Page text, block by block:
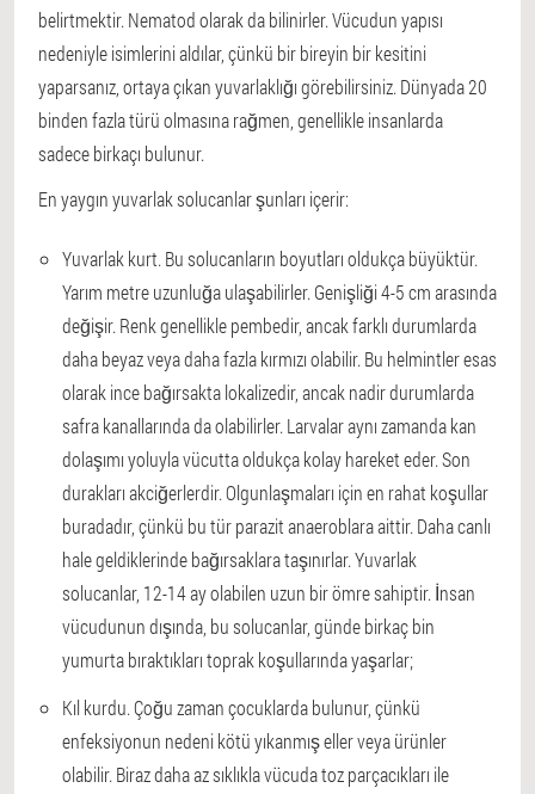
belirtmektir. Nematod olarak da bilinirler. Vücudun yapısı
nedeniyle isimlerini aldılar, çünkü bir bireyin bir kesitini
yaparsanız, ortaya çıkan yuvarlaklığı görebilirsiniz. Dünyada 20
binden fazla türü olmasına rağmen, genellikle insanlarda
sadece birkaçı bulunur.
En yaygın yuvarlak solucanlar şunları içerir:
Yuvarlak kurt. Bu solucanların boyutları oldukça büyüktür.
Yarım metre uzunluğa ulaşabilirler. Genişliği 4-5 cm arasında
değişir. Renk genellikle pembedir, ancak farklı durumlarda
daha beyaz veya daha fazla kırmızı olabilir. Bu helmintler esas
olarak ince bağırsakta lokalizedir, ancak nadir durumlarda
safra kanallarında da olabilirler. Larvalar aynı zamanda kan
dolaşımı yoluyla vücutta oldukça kolay hareket eder. Son
durakları akciğerlerdir. Olgunlaşmaları için en rahat koşullar
buradadır, çünkü bu tür parazit anaeroblara aittir. Daha canlı
hale geldiklerinde bağırsaklara taşınırlar. Yuvarlak
solucanlar, 12-14 ay olabilen uzun bir ömre sahiptir. İnsan
vücudunun dışında, bu solucanlar, günde birkaç bin
yumurta bıraktıkları toprak koşullarında yaşarlar;
Kıl kurdu. Çoğu zaman çocuklarda bulunur, çünkü
enfeksiyonun nedeni kötü yıkanmış eller veya ürünler
olabilir. Biraz daha az sıklıkla vücuda toz parçacıkları ile